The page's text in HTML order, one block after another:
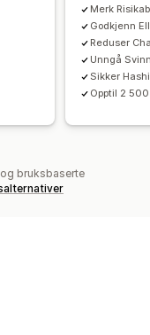
Merk
Godkjenn
Reduser
Unngå
Sikker
Opptil 2
bruksbaserte